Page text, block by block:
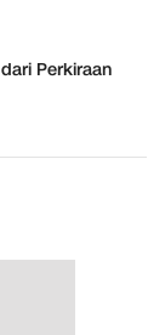
Perkiraan